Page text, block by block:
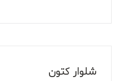
شلوار کتون